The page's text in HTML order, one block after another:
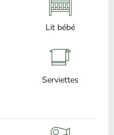
Lit bébé
Serviettes